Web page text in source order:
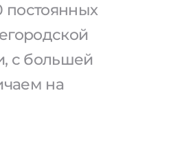
постоянных
с большей
на